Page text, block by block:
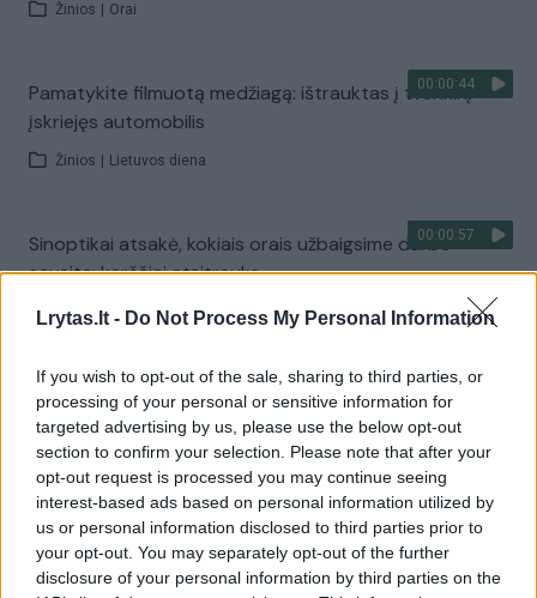
Lrytas.lt - Do Not Process My Personal Information
If you wish to opt-out of the sale, sharing to third parties, or
processing of your personal or sensitive information for
targeted advertising by us, please use the below opt-out
section to confirm your selection. Please note that after your
opt-out request is processed you may continue seeing
interest-based ads based on personal information utilized by
us or personal information disclosed to third parties prior to
your opt-out. You may separately opt-out of the further
disclosure of your personal information by third parties on the
Žinios Orai
00:00:44
Pamatykite filmuotą medžiagą: ištrauktas į tvenkinį
įskriejęs automobilis
Žinios Lietuvos diena
00:00:57
Sinoptikai atsakė, kokiais orais užbaigsime darbo
savaitę: karščiai atsitrauks
Žinios | Orai
Visi įrašai
Žiūrimiausi įrašai
00:00:30
Vaizdai iš tragiškos avarijos Vilniaus r.: dviejų moterų ir